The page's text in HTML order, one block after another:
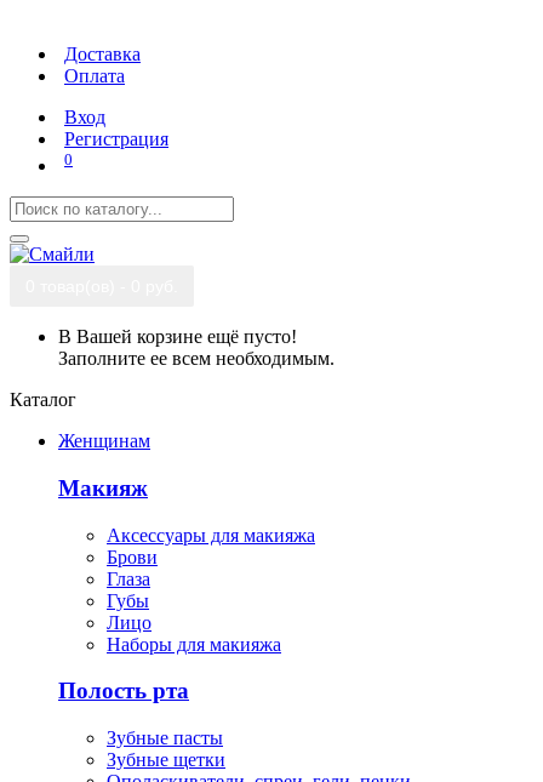
Доставка
Оплата
Вход
Регистрация
0
В Вашей корзине ещё пусто!
Заполните ее всем необходимым.
Каталог
Женщинам
Макияж
Аксессуары для макияжа
Брови
Глаза
Губы
Лицо
Наборы для макияжа
Полость рта
Зубные пасты
Зубные щетки